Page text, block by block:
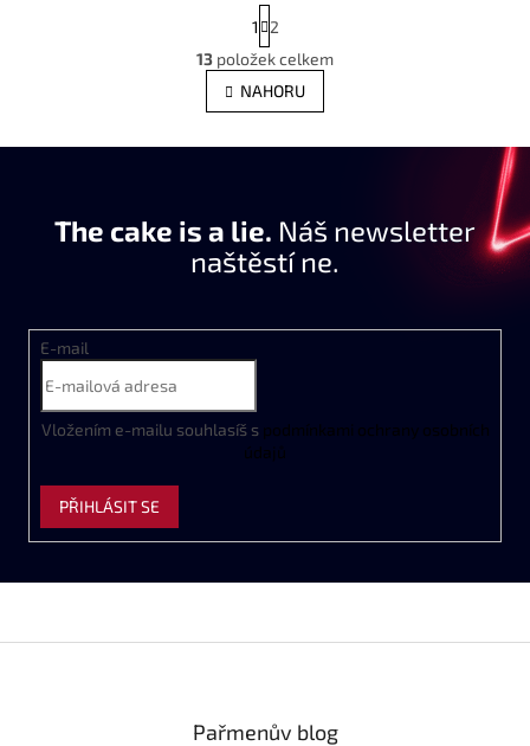
O
v
l
í
p
r
y
i
s
S
t
r
á
n
o
í
1
2
13 položek celkem
NAHORU
The cake is a lie. Náš newsletter
naštěstí ne.
E-mail
Vložením e-mailu souhlasíš s podmínkami ochrany osobních
údajů
PŘIHLÁSIT SE
Pařmenův blog